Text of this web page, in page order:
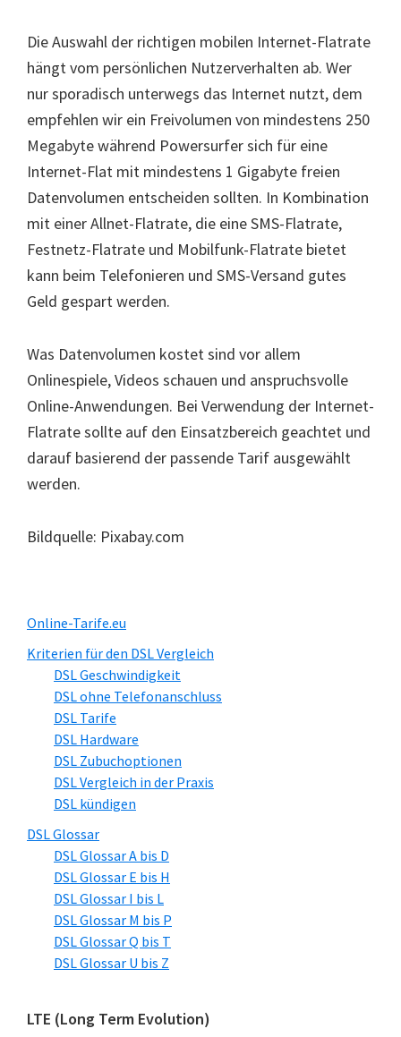
Die Auswahl der richtigen mobilen Internet-Flatrate
hängt vom persönlichen Nutzerverhalten ab. Wer
nur sporadisch unterwegs das Internet nutzt, dem
empfehlen wir ein Freivolumen von mindestens 250
Megabyte während Powersurfer sich für eine
Internet-Flat mit mindestens 1 Gigabyte freien
Datenvolumen entscheiden sollten. In Kombination
mit einer Allnet-Flatrate, die eine SMS-Flatrate,
Festnetz-Flatrate und Mobilfunk-Flatrate bietet
kann beim Telefonieren und SMS-Versand gutes
Geld gespart werden.
Was Datenvolumen kostet sind vor allem
Onlinespiele, Videos schauen und anspruchsvolle
Online-Anwendungen. Bei Verwendung der Internet-
Flatrate sollte auf den Einsatzbereich geachtet und
darauf basierend der passende Tarif ausgewählt
werden.
Bildquelle: Pixabay.com
Haupt-
Sidebar
Online-Tarife.eu
Kriterien für den DSL Vergleich
DSL Geschwindigkeit
DSL ohne Telefonanschluss
DSL Tarife
DSL Hardware
DSL Zubuchoptionen
DSL Vergleich in der Praxis
DSL kündigen
DSL Glossar
DSL Glossar A bis D
DSL Glossar E bis H
DSL Glossar I bis L
DSL Glossar M bis P
DSL Glossar Q bis T
DSL Glossar U bis Z
LTE (Long Term Evolution)